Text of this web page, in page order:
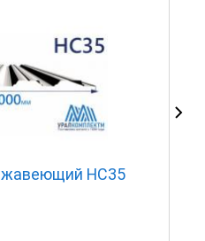
НС35